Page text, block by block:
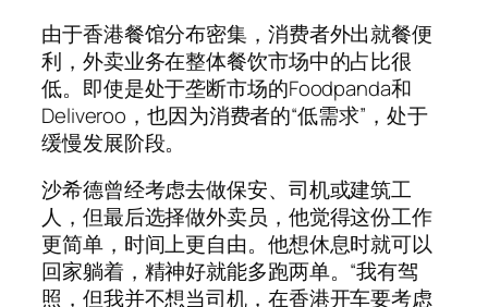
由于香港餐馆分布密集，消费者外出就餐便
利，外卖业务在整体餐饮市场中的占比很
低。即使是处于垄断市场的Foodpanda和
Deliveroo，也因为消费者的“低需求”，处于
缓慢发展阶段。
沙希德曾经考虑去做保安、司机或建筑工
人，但最后选择做外卖员，他觉得这份工作
更简单，时间上更自由。他想休息时就可以
回家躺着，精神好就能多跑两单。“我有驾
照，但我并不想当司机，在香港开车要考虑